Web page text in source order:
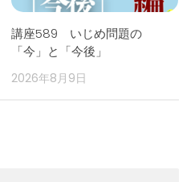
講座589 いじめ問題の
「今」と「今後」
2026年8月9日